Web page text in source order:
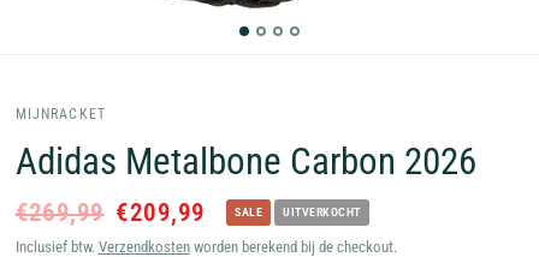
MIJNRACKET
Adidas Metalbone Carbon 2026
€269,99 €209,99 SALE UITVERKOCHT
Inclusief btw. Verzendkostenworden berekend bij de checkout.